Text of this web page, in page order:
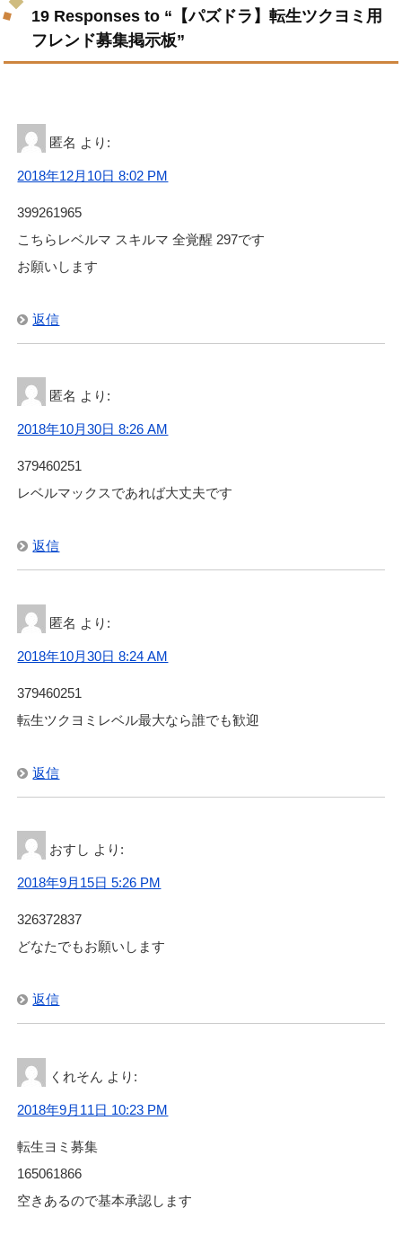
19 Responses to “【パズドラ】転生ツクヨミ用
フレンド募集掲示板”
匿名 より:
2018年12月10日 8:02 PM
399261965
こちらレベルマ スキルマ 全覚醒 297です
お願いします
返信
匿名 より:
2018年10月30日 8:26 AM
379460251
レベルマックスであれば大丈夫です
返信
匿名 より:
2018年10月30日 8:24 AM
379460251
転生ツクヨミレベル最大なら誰でも歓迎
返信
おすし より:
2018年9月15日 5:26 PM
326372837
どなたでもお願いします
返信
くれそん より:
2018年9月11日 10:23 PM
転生ヨミ募集
165061866
空きあるので基本承認します